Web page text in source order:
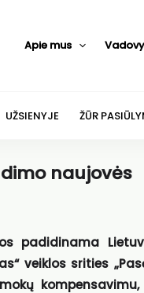
Apie mus
UŽSIENYJE ŽŪR
naujovės
padidinama
veiklos srities